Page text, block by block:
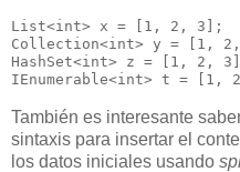
List<int> x = [1, 2, 3];
Collection<int> y = [1,
HashSet<int> z = [1, 2,
También es interesante
sintaxis para insertar el
los datos iniciales usando